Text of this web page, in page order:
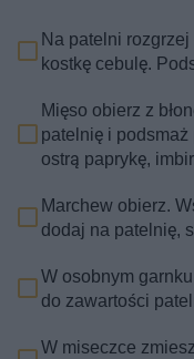
Na patelni
kostkę cebulę.
Mięso obierz z
patelnię i
ostrą paprykę,
Marchew obierz.
dodaj na patelnię,
W osobnym
do zawartości
W miseczce